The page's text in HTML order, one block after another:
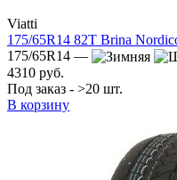
Viatti
175/65R14 82T Brina
175/65R14 —
4310 руб.
Под заказ - >20 шт.
В корзину